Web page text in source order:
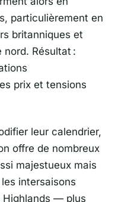
particulièrement en
britanniques et
Résultat :
prix et tensions
leur calendrier,
offre de nombreux
majestueux mais
intersaisons
Highlands — plus